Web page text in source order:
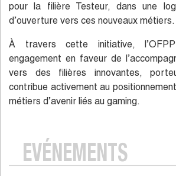
pour la filière Testeur, dans une
d’ouverture vers ces nouveaux métiers.
À travers cette initiative,
engagement en faveur de
vers des filières innovantes,
contribue activement au
métiers d’avenir liés au gaming.
EVÉNEMENTS